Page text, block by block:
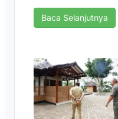
Baca Selanjutnya